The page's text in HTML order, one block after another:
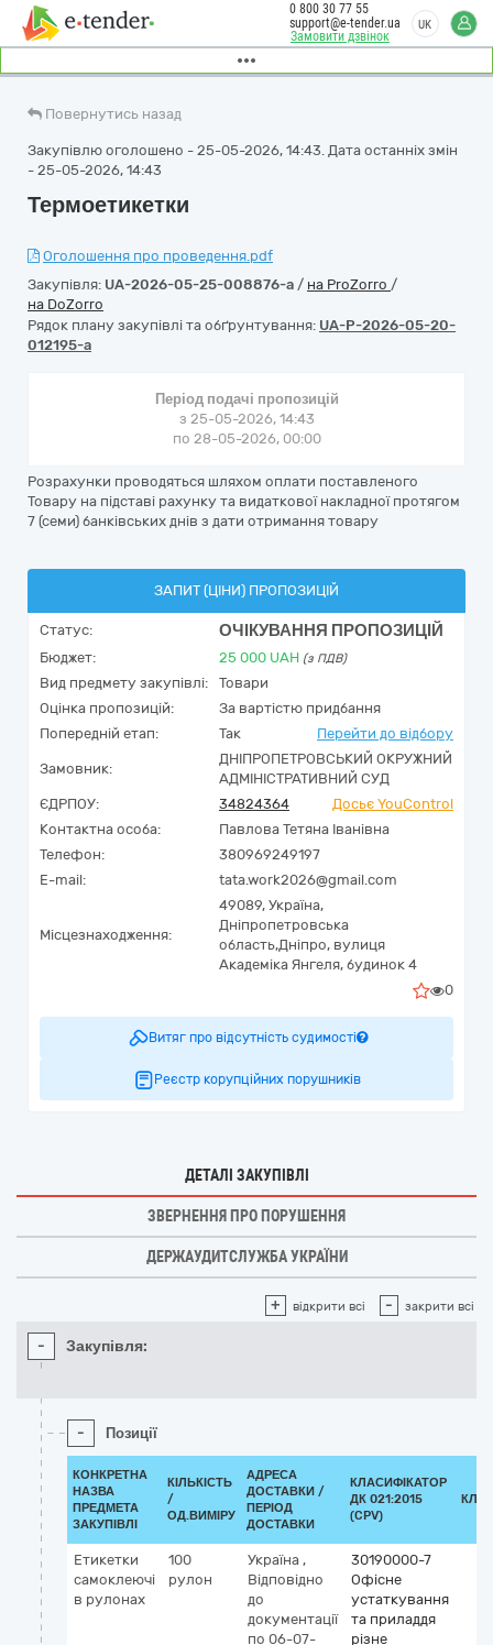
Замовити дзвінок
0 800 30 77 55
support@e-tender.ua
UK
Повернутись назад
Закупівлю оголошено - 25-05-2026, 14:43. Дата останніх змін
- 25-05-2026, 14:43
Термоетикетки
Оголошення про проведення.pdf
Закупівля: UA-2026-05-25-008876-a / на ProZorro /
на DoZorro
Рядок плану закупівлі та обґрунтування: UA-P-2026-05-20-
012195-a
Період подачі пропозицій
з 25-05-2026, 14:43
по 28-05-2026, 00:00
Розрахунки проводяться шляхом оплати поставленого
Товару на підставі рахунку та видаткової накладної протягом
7 (семи) банківських днів з дати отримання товару
ЗАПИТ (ЦІНИ) ПРОПОЗИЦІЙ
Статус: ОЧІКУВАННЯ ПРОПОЗИЦІЙ
Бюджет: 25 000 UAH (з ПДВ)
Вид предмету закупівлі:
Товари
Оцінка пропозицій:
За вартістю придбання
Попередній етап:
Так Перейти до відбору
Замовник:
ДНІПРОПЕТРОВСЬКИЙ ОКРУЖНИЙ
АДМІНІСТРАТИВНИЙ СУД
ЄДРПОУ:
34824364
Досьє YouControl
Контактна особа:
Павлова Тетяна Іванівна
Телефон:
380969249197
E-mail:
tata.work2026@gmail.com
Місцезнаходження:
49089, Україна,
Дніпропетровська
область,Дніпро, вулиця
Академіка Янгеля, будинок 4
0
Витяг про відсутність судимості
Реєстр корупційних порушників
ДЕТАЛІ ЗАКУПІВЛІ
ЗВЕРНЕННЯ ПРО ПОРУШЕННЯ
ДЕРЖАУДИТСЛУЖБА УКРАЇНИ
+ відкрити всі - закрити всі
- Закупівля:
- Позиції
КОНКРЕТНА
НАЗВА
ПРЕДМЕТА
ЗАКУПІВЛІ
КІЛЬКІСТЬ
/
ОД.ВИМІРУ
АДРЕСА
ДОСТАВКИ /
ПЕРІОД
ДОСТАВКИ
КЛАСИФІКАТОР
ДК 021:2015
(CPV)
Етикетки
самоклеючі
в рулонах
100
рулон
Україна ,
Відповідно
до
документації
по 06-07-
30190000-7
Офісне
устаткування
та приладдя
різне